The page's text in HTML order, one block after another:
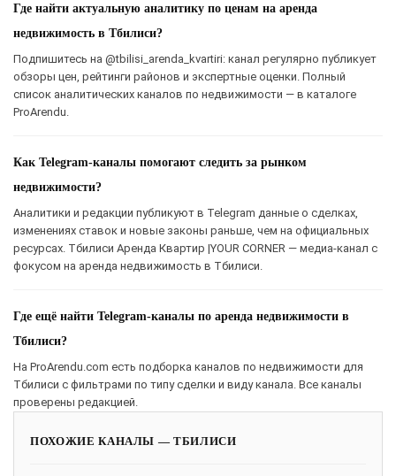
Где найти актуальную аналитику по ценам на аренда
недвижимость в Тбилиси?
Подпишитесь на @tbilisi_arenda_kvartiri: канал регулярно публикует
обзоры цен, рейтинги районов и экспертные оценки. Полный
список аналитических каналов по недвижимости — в каталоге
ProArendu.
Как Telegram-каналы помогают следить за рынком
недвижимости?
Аналитики и редакции публикуют в Telegram данные о сделках,
изменениях ставок и новые законы раньше, чем на официальных
ресурсах. Тбилиси Аренда Квартир |YOUR CORNER — медиа-канал с
фокусом на аренда недвижимость в Тбилиси.
Где ещё найти Telegram-каналы по аренда недвижимости в
Тбилиси?
На ProArendu.com есть подборка каналов по недвижимости для
Тбилиси с фильтрами по типу сделки и виду канала. Все каналы
проверены редакцией.
ПОХОЖИЕ КАНАЛЫ — ТБИЛИСИ